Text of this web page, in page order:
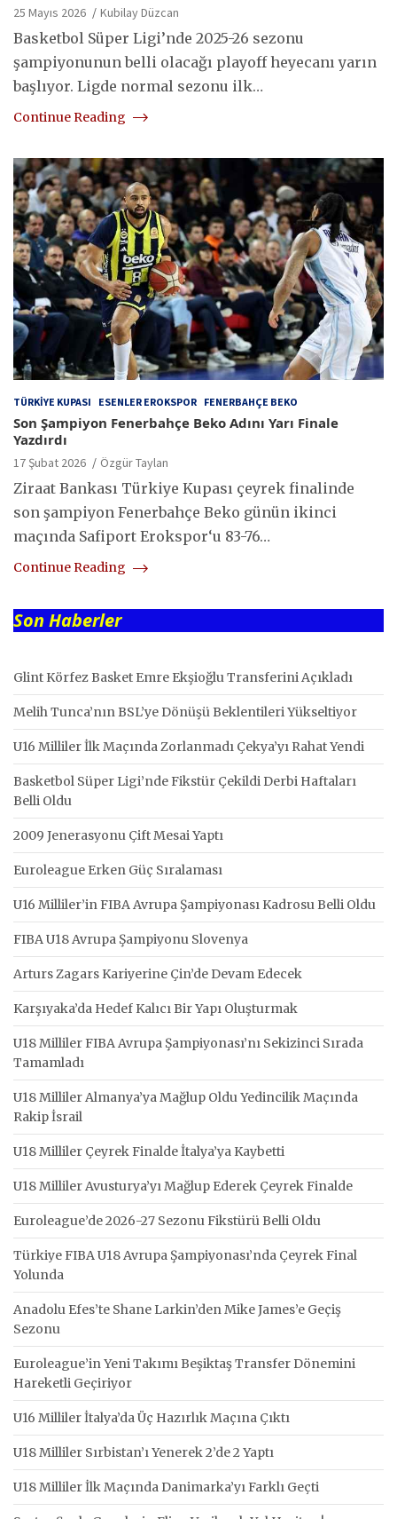
25 Mayıs 2026 Kubilay Düzcan
Basketbol Süper Ligi’nde 2025-26 sezonu
şampiyonunun belli olacağı playoff heyecanı yarın
başlıyor. Ligde normal sezonu ilk…
Continue Reading
TÜRKIYE KUPASI ESENLER EROKSPOR FENERBAHÇE BEKO
Son Şampiyon Fenerbahçe Beko Adını Yarı Finale
Yazdırdı
17 Şubat 2026 Özgür Taylan
Ziraat Bankası Türkiye Kupası çeyrek finalinde
son şampiyon Fenerbahçe Beko günün ikinci
maçında Safiport Erokspor‘u 83-76…
Continue Reading
Son Haberler
Glint Körfez Basket Emre Ekşioğlu Transferini Açıkladı
Melih Tunca’nın BSL’ye Dönüşü Beklentileri Yükseltiyor
U16 Milliler İlk Maçında Zorlanmadı Çekya’yı Rahat Yendi
Basketbol Süper Ligi’nde Fikstür Çekildi Derbi Haftaları
Belli Oldu
2009 Jenerasyonu Çift Mesai Yaptı
Euroleague Erken Güç Sıralaması
U16 Milliler’in FIBA Avrupa Şampiyonası Kadrosu Belli Oldu
FIBA U18 Avrupa Şampiyonu Slovenya
Arturs Zagars Kariyerine Çin’de Devam Edecek
Karşıyaka’da Hedef Kalıcı Bir Yapı Oluşturmak
U18 Milliler FIBA Avrupa Şampiyonası’nı Sekizinci Sırada
Tamamladı
U18 Milliler Almanya’ya Mağlup Oldu Yedincilik Maçında
Rakip İsrail
U18 Milliler Çeyrek Finalde İtalya’ya Kaybetti
U18 Milliler Avusturya’yı Mağlup Ederek Çeyrek Finalde
Euroleague’de 2026-27 Sezonu Fikstürü Belli Oldu
Türkiye FIBA U18 Avrupa Şampiyonası’nda Çeyrek Final
Yolunda
Anadolu Efes’te Shane Larkin’den Mike James’e Geçiş
Sezonu
Euroleague’in Yeni Takımı Beşiktaş Transfer Dönemini
Hareketli Geçiriyor
U16 Milliler İtalya’da Üç Hazırlık Maçına Çıktı
U18 Milliler Sırbistan’ı Yenerek 2’de 2 Yaptı
U18 Milliler İlk Maçında Danimarka’yı Farklı Geçti